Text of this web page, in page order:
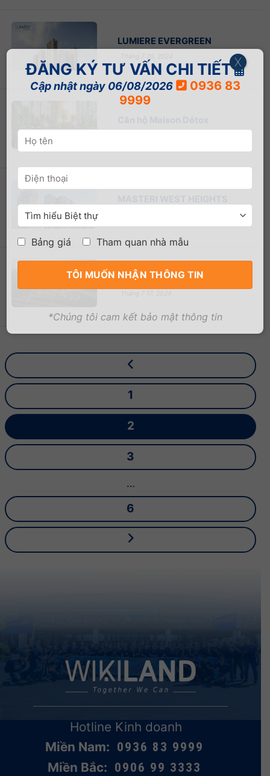
LUMIERE EVERGREEN
LUMI HANOI CAPITALAND
1
2
3
…
6
Hotline Kinh doanh
Miền Nam: 0936 83 9999
Miền Bắc: 0906 99 3333
ĐĂNG KÝ TƯ VẤN CHI TIẾT
Cập nhật ngày 06/08/2026
0936 83
9999
Bảng giá Tham quan nhà mẫu
*Chúng tôi cam kết bảo mật thông tin
X